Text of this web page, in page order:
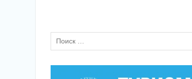
Поиск
по: